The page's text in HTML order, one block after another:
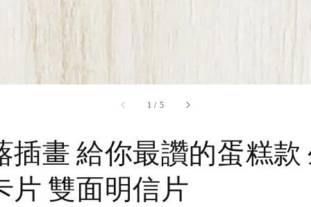
1 / accessibility.of
5
插畫 給你最讚的蛋糕款
片 雙面明信片